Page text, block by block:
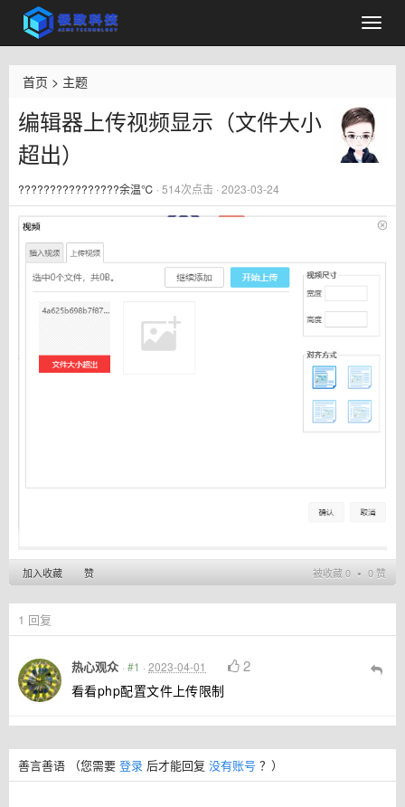
首页 > 主题
编辑器上传视频显示（文件大小
超出）
????????????????余温℃ · 514次点击 · 2023-03-24
被收藏 0 ∙ 0 赞
加入收藏 赞
1 回复
热心观众 · #1 · 2023-04-01 2
看看php配置文件上传限制
善言善语 （您需要 登录 后才能回复 没有账号 ？）